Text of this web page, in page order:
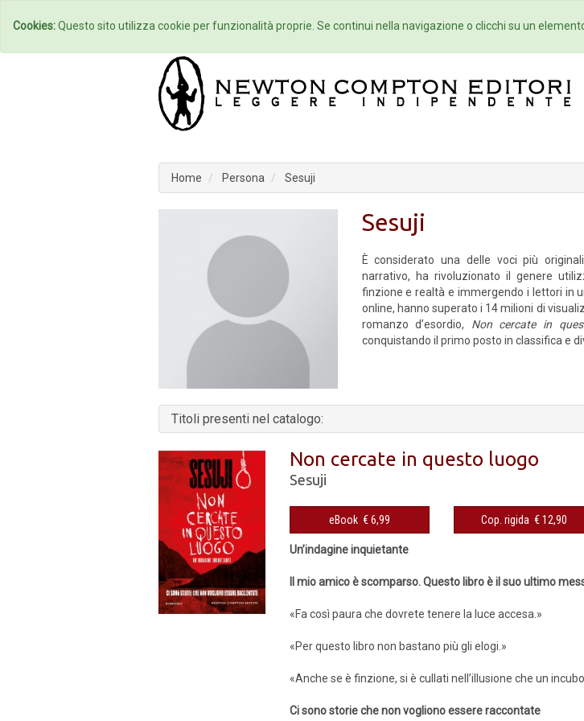
Home Autori Eventi Collane
Home Persona Sesuji
Sesuji
È considerato una delle voci più
narrativo, ha rivoluzionato il genere
finzione e realtà e immergendo i lettori in
online, hanno superato i 14 milioni di
romanzo d’esordio, Non cercate in
conquistando il primo posto in classifica e
Titoli presenti nel catalogo:
Non cercate in questo luogo
Sesuji
eBook € 6,99 Cop. rigida € 12,90
Un’indagine inquietante
Il mio amico è scomparso. Questo libro è il suo ultimo
«Fa così paura che dovrete tenere la luce accesa.»
«Per questo libro non bastano più gli elogi.»
«Anche se è finzione, si è cullati nell’illusione che un
Ci sono storie che non vogliono essere raccontate
Cookies:Questo sito utilizza cookie per funzionalità proprie. Se continui nella navigazione o clicchi su un